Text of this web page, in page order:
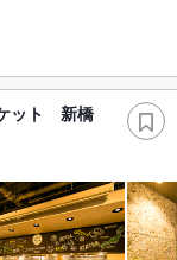
ット 新橋